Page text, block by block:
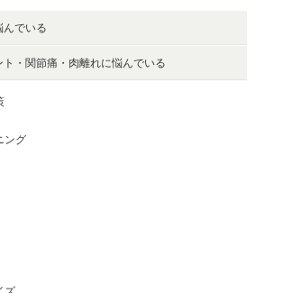
んでいる
ト・関節痛・肉離れに悩んでいる
ング